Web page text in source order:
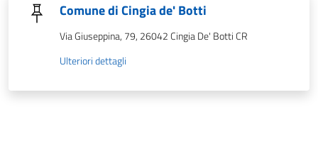
Comune di Cingia de' Botti
Via Giuseppina, 79, 26042 Cingia De' Botti CR
Ulteriori dettagli